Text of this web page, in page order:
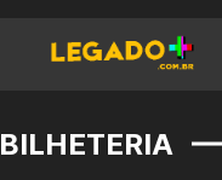
BILHETERIA